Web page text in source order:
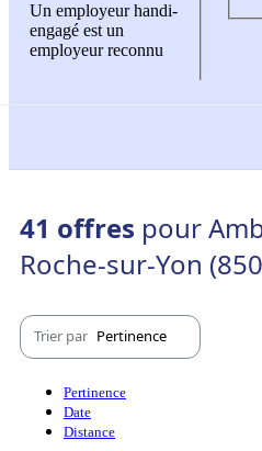
Un employeur handi-
engagé est un
employeur reconnu
41 offres pour
Roche-sur-Yon
Trier par Pertinence
Pertinence
Date
Distance